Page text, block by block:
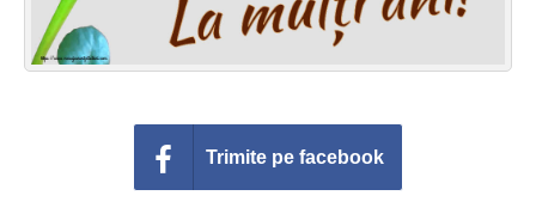
Felicitari animate
Conecteaza-te
Trimite pe facebook